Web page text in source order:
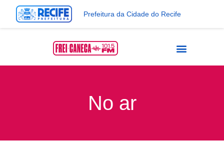
Prefeitura da Cidade do Recife
No ar